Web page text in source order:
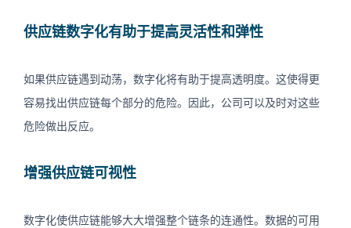
供应链数字化有助于提高灵活性和弹性
如果供应链遇到动荡，数字化将有助于提高透明度。这使得更
容易找出供应链每个部分的危险。因此，公司可以及时对这些
危险做出反应。
增强供应链可视性
数字化使供应链能够大大增强整个链条的连通性。数据的可用